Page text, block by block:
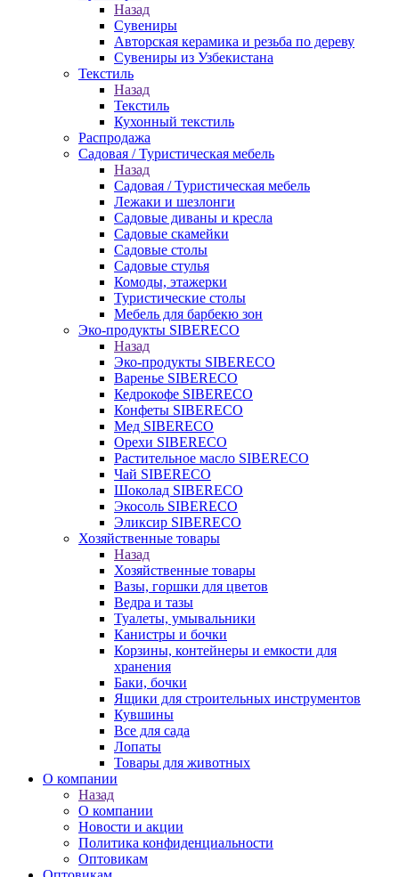
Назад
Сувениры
Авторская керамика и резьба по дереву
Сувениры из Узбекистана
Текстиль
Назад
Текстиль
Кухонный текстиль
Распродажа
Садовая / Туристическая мебель
Назад
Садовая / Туристическая мебель
Лежаки и шезлонги
Садовые диваны и кресла
Садовые скамейки
Садовые столы
Садовые стулья
Комоды, этажерки
Туристические столы
Мебель для барбекю зон
Эко-продукты SIBERECO
Назад
Эко-продукты SIBERECO
Варенье SIBERECO
Кедрокофе SIBERECO
Конфеты SIBERECO
Мед SIBERECO
Орехи SIBERECO
Растительное масло SIBERECO
Чай SIBERECO
Шоколад SIBERECO
Экосоль SIBERECO
Эликсир SIBERECO
Хозяйственные товары
Назад
Хозяйственные товары
Вазы, горшки для цветов
Ведра и тазы
Туалеты, умывальники
Канистры и бочки
Корзины, контейнеры и емкости для
хранения
Баки, бочки
Ящики для строительных инструментов
Кувшины
Все для сада
Лопаты
Товары для животных
О компании
Назад
О компании
Новости и акции
Политика конфиденциальности
Оптовикам